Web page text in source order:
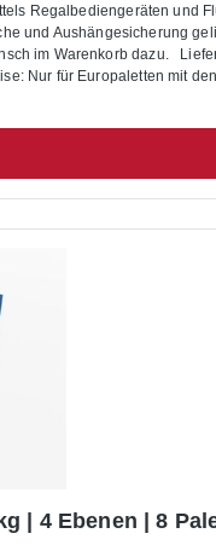
Regalbediengeräten und
und Aushängesicherung
Palettenregals sind folgende Artikel
Nur für Europaletten mit
gleichmäßig verteilte
| 4 Ebenen | 8